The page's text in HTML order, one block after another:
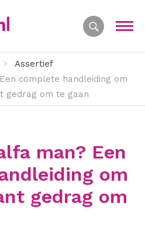
Assertief
complete handleiding om
gedrag om te gaan
man? Een
om
gedrag om